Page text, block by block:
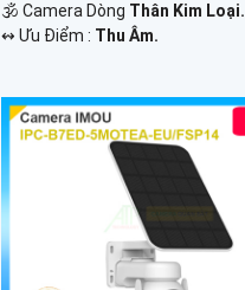
🕉️ Camera Dòng Thân Kim Loại.
️↭ Ưu Điểm : Thu Âm.